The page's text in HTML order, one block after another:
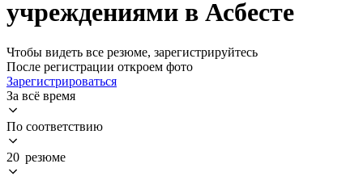
учреждениями в Асбесте
Чтобы видеть все резюме, зарегистрируйтесь
После регистрации откроем фото
Зарегистрироваться
За всё время
По соответствию
20 резюме